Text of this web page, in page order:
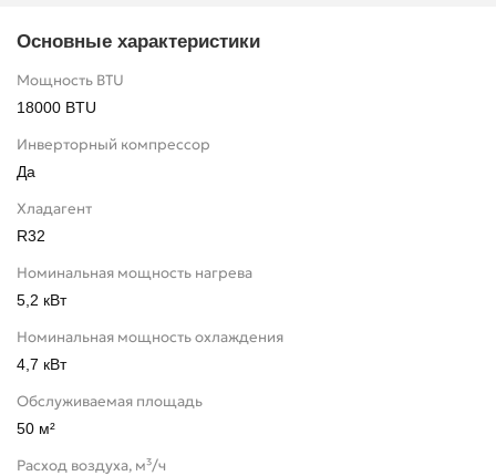
Основные характеристики
Мощность BTU
18000 BTU
Инверторный компрессор
Да
Хладагент
R32
Номинальная мощность нагрева
5,2 кВт
Номинальная мощность охлаждения
4,7 кВт
Обслуживаемая площадь
50 м²
Расход воздуха, м³/ч